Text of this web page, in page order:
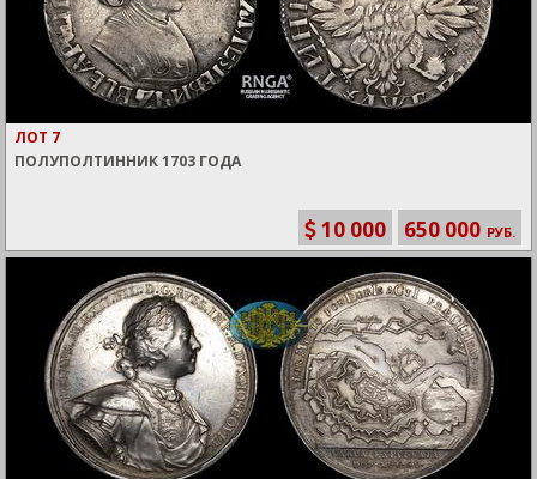
ЛОТ 7
ПОЛУПОЛТИННИК 1703 ГОДА
10 000 650 000 РУБ.